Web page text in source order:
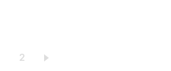
hiện thời
Trang
2